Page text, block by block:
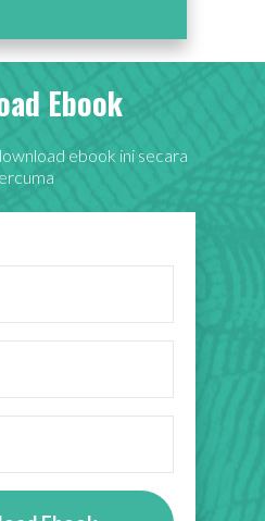
Ebook
ebook ini secara